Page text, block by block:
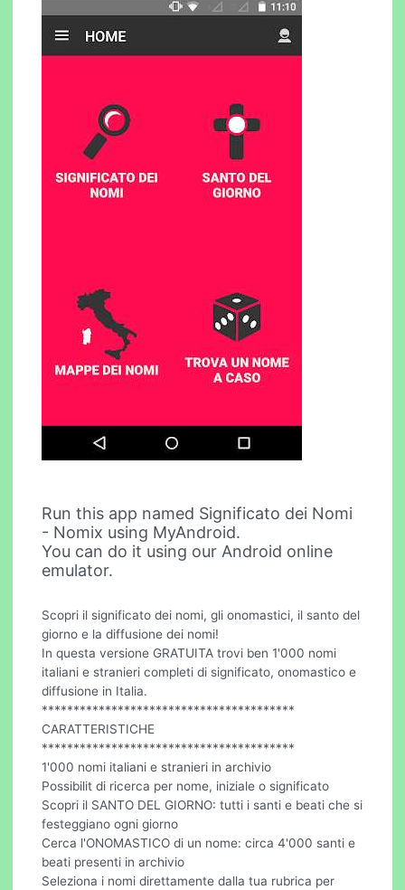
Run this app named Significato dei Nomi
- Nomix using MyAndroid.
You can do it using our Android online
emulator.
Scopri il significato dei nomi, gli onomastici, il santo del
giorno e la diffusione dei nomi!
In questa versione GRATUITA trovi ben 1'000 nomi
italiani e stranieri completi di significato, onomastico e
diffusione in Italia.
****************************************
CARATTERISTICHE
****************************************
1'000 nomi italiani e stranieri in archivio
Possibilit di ricerca per nome, iniziale o significato
Scopri il SANTO DEL GIORNO: tutti i santi e beati che si
festeggiano ogni giorno
Cerca l'ONOMASTICO di un nome: circa 4'000 santi e
beati presenti in archivio
Seleziona i nomi direttamente dalla tua rubrica per